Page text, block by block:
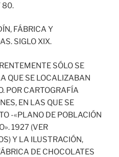
80.
FÁBRICA Y
SIGLO XIX.
SÓLO SE
QUE SE LOCALIZABAN
POR CARTOGRAFÍA
EN LAS QUE SE
-«PLANO DE POBLACIÓN
1927 (VER
Y LA ILUSTRACIÓN,
DE CHOCOLATES